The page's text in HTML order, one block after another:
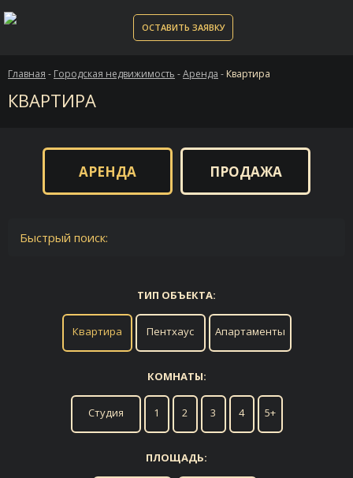
ОСТАВИТЬ ЗАЯВКУ
Главная - Городская недвижимость -Аренда - Квартира
КВАРТИРА
АРЕНДА ПРОДАЖА
Быстрый поиск:
ТИП ОБЪЕКТА:
Квартира Пентхаус Апартаменты
КОМНАТЫ:
Студия 1 2 3 4 5+
ПЛОЩАДЬ: